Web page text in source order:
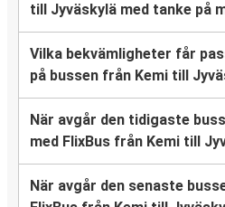
till Jyväskylä med tanke på
Vilka bekvämligheter får
på bussen från Kemi till
När avgår den tidigaste
med FlixBus från Kemi till
När avgår den senaste